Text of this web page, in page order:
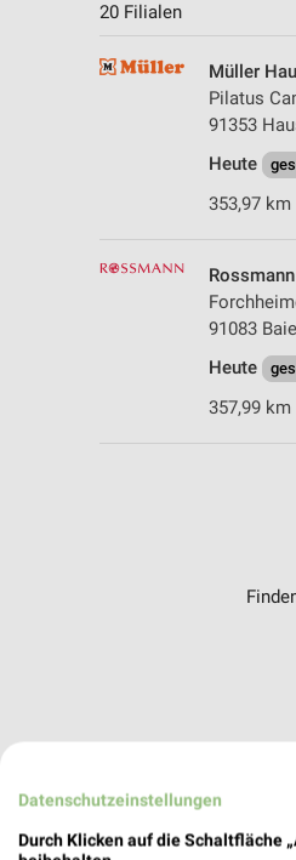
20 Filialen
Müller
Pilatus
91353
Heute
353,97
91083
Heute
357,99
Datenschutzeinstellungen
Durch Klicken auf die Schaltfläche